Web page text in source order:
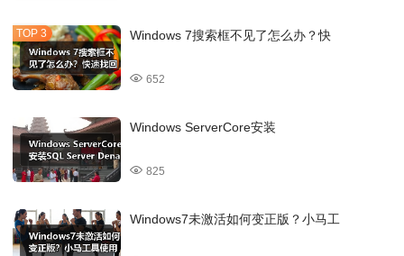
Windows 7搜索框不见了怎么办？快
652
Windows ServerCore安装
825
Windows7未激活如何变正版？小马工